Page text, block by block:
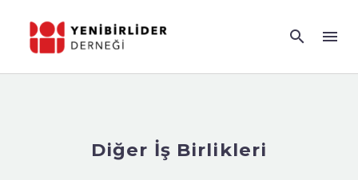
Diğer İş Birlikleri